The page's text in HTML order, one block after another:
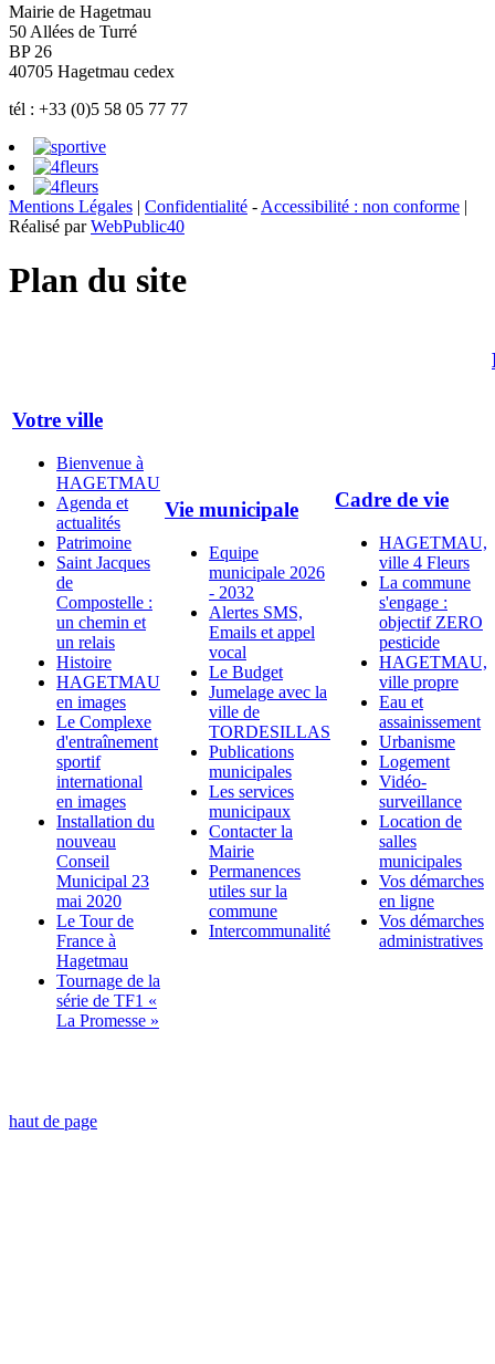
Mairie de Hagetmau
50 Allées de Turré
BP 26
40705 Hagetmau cedex
tél : +33 (0)5 58 05 77 77
Mentions Légales | Confidentialité - Accessibilité : non conforme |
Réalisé parWebPublic40
Plan du site
Votre ville
Bienvenue à
HAGETMAU
Agenda et
actualités
Patrimoine
Saint Jacques
de
Compostelle :
un chemin et
un relais
Histoire
HAGETMAU
en images
Le Complexe
d'entraînement
sportif
international
en images
Installation du
nouveau
Conseil
Municipal 23
mai 2020
Le Tour de
France à
Hagetmau
Tournage de la
série de TF1 «
La Promesse »
Vie municipale
Equipe
municipale 2026
- 2032
Alertes SMS,
Emails et appel
vocal
Le Budget
Jumelage avec la
ville de
TORDESILLAS
Publications
municipales
Les services
municipaux
Contacter la
Mairie
Permanences
utiles sur la
commune
Intercommunalité
Cadre de vie
HAGETMAU,
ville 4 Fleurs
La commune
s'engage :
objectif ZERO
pesticide
HAGETMAU,
ville propre
Eau et
assainissement
Urbanisme
Logement
Vidéo-
surveillance
Location de
salles
municipales
Vos démarches
en ligne
Vos démarches
administratives
haut de page